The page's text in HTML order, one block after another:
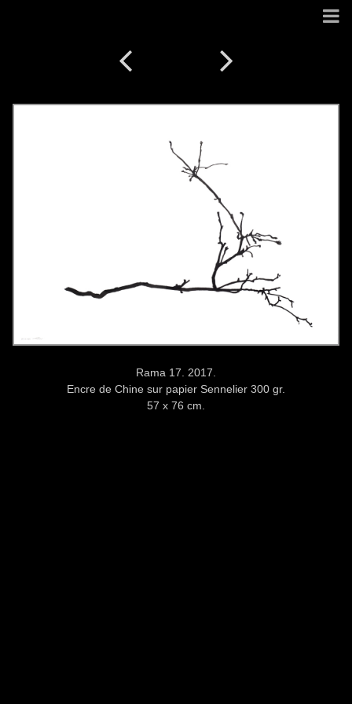
Rama 17. 2017.
Encre de Chine sur papier Sennelier 300 gr.
57 x 76 cm.